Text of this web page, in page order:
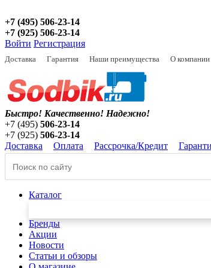
+7 (495) 506-23-14
+7 (925) 506-23-14
Войти Регистрация
Доставка Гарантия Наши преимущества О компании
Быстро! Качественно! Надежно!
+7 (495) 506-23-14
+7 (925) 506-23-14
Доставка
Оплата Рассрочка/Кредит
Каталог
Бренды
Акции
Новости
Статьи и обзоры